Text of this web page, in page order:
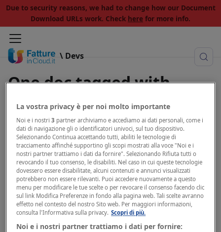
Due to security reasons, we had to change how our Document
Download URLs work. Check here for more info.
\ Devs
One doc tagged with
"brand"
View all tags
Marketing Resources and Identity
Guidelines
Marketing resources and guidelines
La vostra privacy è per noi molto importante
Noi e i nostri3 partner archiviamo e accediamo ai dati personali, come i
dati di navigazione gli o identificatori univoci, sul tuo dispositivo.
Selezionando Continua accettando tutti, abiliti le tecnologie di
tracciamento affinché supportino gli scopi mostrati alla voce "Noi e i
nostri partner trattiamo i dati da fornire". Selezionando Rifiuta tutti o
revocando il tuo consenso, le disabiliti. Nel caso in cui queste tecnologie
dovessero essere disabilitate, alcuni contenuti e annunci visualizzati
potrebbero non essere rilevanti. Puoi accedere nuovamente a questo
menu per modificare le tue scelte o per revocare il consenso facendo clic
sul link Modifica Preferenze in fondo alla pagina web. Tali scelte avranno
effetto nel contesto del nostro Sito web. Per maggiori informazioni,
consulta l'Informativa sulla privacy. Scopri di più.
Noi e i nostri partner trattiamo i dati per fornire: